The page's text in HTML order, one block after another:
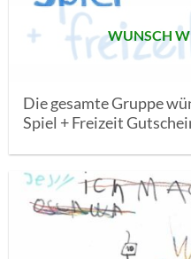
WUNSCH
Die gesamte Gruppe
Spiel + Freizeit